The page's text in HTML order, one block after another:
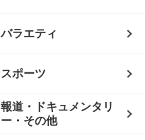
バラエティ
スポーツ
報道・ドキュメンタリ
ー・その他